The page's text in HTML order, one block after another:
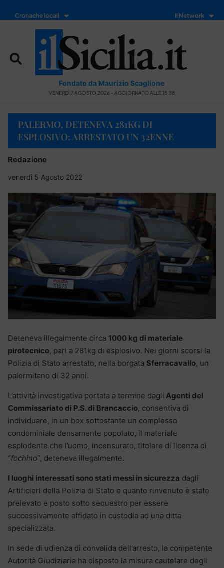
Cronache locali Il Network
Fondato da Maurizio Scaglione
VENERDÌ 7 AGOSTO 2026 - AGGIORNATO ALLE 15:38
PALERMO, DETENEVA 281KG DI
ESPLOSIVO: ARRESTATO UN 32ENNE
Redazione
venerdì 5 Agosto 2022
Deteneva illegalmente circa 1000 kg di materiale
pirotecnico, pari a 281kg di esplosivo. Nei giorni scorsi la
Polizia di Stato arrestato, nella borgata Sferracavallo, un
palermitano di 32 anni.
L’attività investigativa portata a termine dagli Agenti del
Commissariato di P.S. di Brancaccio, consentiva di
individuare, in un box sottostante un complesso
condominiale densamente popolato, il materiale
esplodente che l’uomo, incensurato, titolare di licenza di
“fochino”, deteneva illegalmente.
I luoghi interessati sono stati messi in sicurezza dagli
Artificieri della Polizia di Stato e quanto rinvenuto è stato
prelevato e posto sotto sequestro per essere
successivamente affidato in custodia ad una ditta
specializzata.
In sede di udienza di convalida dell’arresto, la competente
Autorità Giudiziaria ha disposto la misura cautelare degli